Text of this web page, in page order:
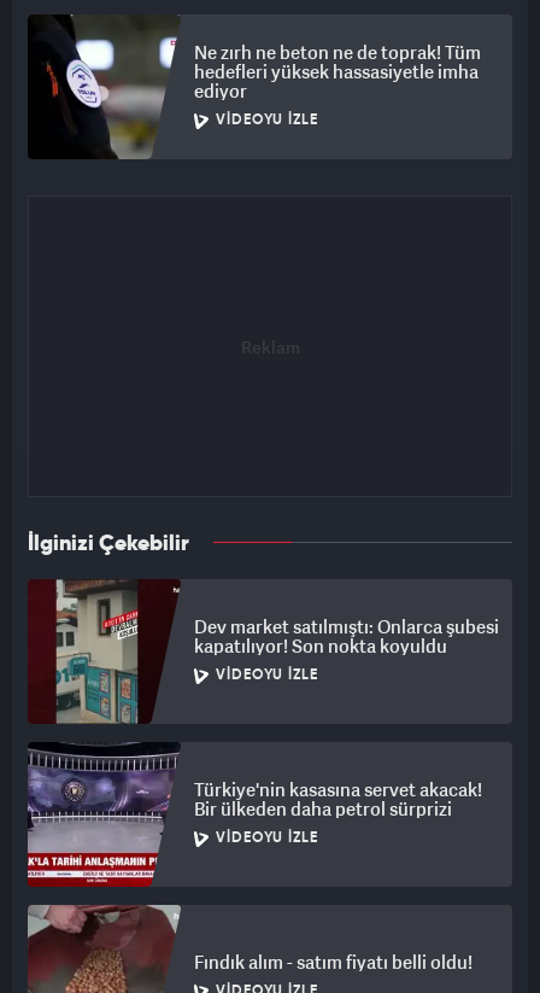
Ne zırh ne beton ne de toprak! Tüm
hedefleri yüksek hassasiyetle imha
ediyor
VIDEOYU İZLE
İlginizi Çekebilir
Dev market satılmıştı: Onlarca şubesi
kapatılıyor! Son nokta koyuldu
VIDEOYU İZLE
Türkiye'nin kasasına servet akacak!
Bir ülkeden daha petrol sürprizi
VIDEOYU İZLE
Fındık alım - satım fiyatı belli oldu!